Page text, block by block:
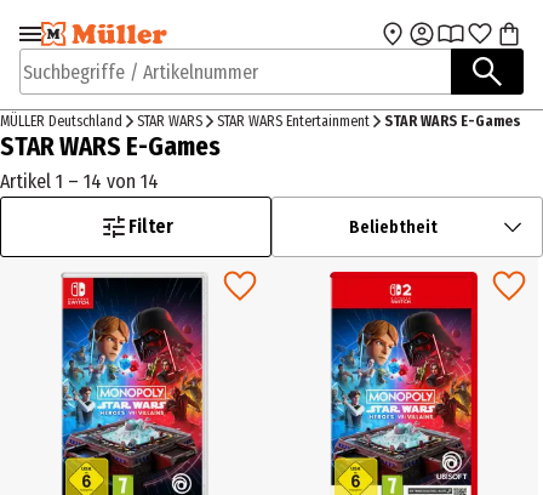
Zur Navigation
springen
Zum Hauptinhalt
Suchbegriffe / Artikelnummer
MÜLLER Deutschland STAR WARS STAR WARS Entertainment STAR WARS E-Games
STAR WARS E-Games
Artikel 1 – 14 von 14
Filter
Beliebtheit